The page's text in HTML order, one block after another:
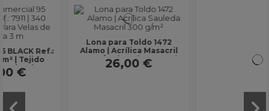
Lona para Toldo 1472
Alamo | Acrílica Masacril
300 g/m² | Ancho 1,20 m |
Lona para Toldo 1470
Toast | Acrílica Masacril
300 g/m² | Ancho 1,20 m |